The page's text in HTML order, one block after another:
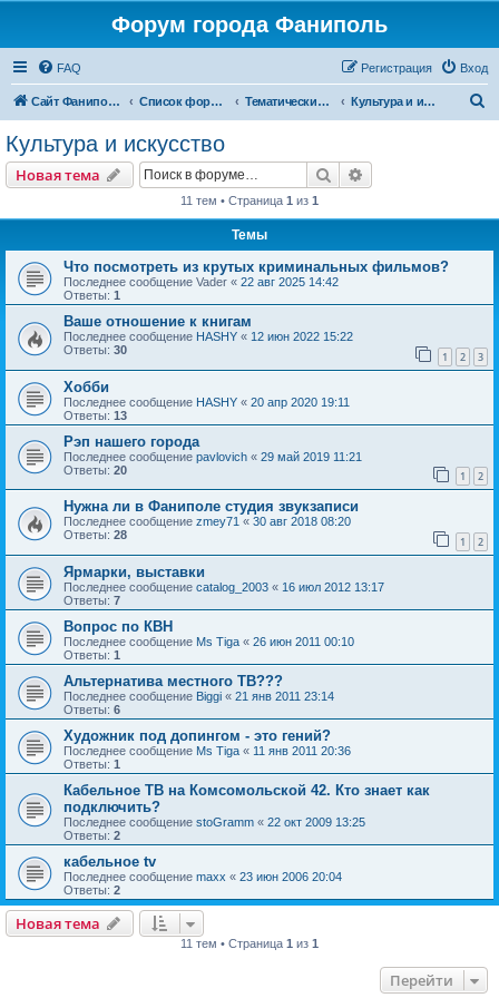
Форум города Фаниполь
FAQ Вход
Регистрация
Сайт Фаниполь OnLine Список форумов Тематические разделы Культура и искусство
Культура и искусство
Новая тема Поиск
11 тем • Страница 1 из 1
Темы
Что посмотреть из крутых криминальных фильмов?
Последнее сообщение Vader « 22 авг 2025 14:42
Ответы: 1
Ваше отношение к книгам
Последнее сообщение HASHY « 12 июн 2022 15:22
Ответы: 30 1 2 3
Хобби
Последнее сообщение HASHY « 20 апр 2020 19:11
Ответы: 13
Рэп нашего города
Последнее сообщение pavlovich « 29 май 2019 11:21
Ответы: 20 1 2
Нужна ли в Фаниполе студия звукзаписи
Последнее сообщение zmey71 « 30 авг 2018 08:20
Ответы: 28 1 2
Ярмарки, выставки
Последнее сообщение catalog_2003 « 16 июл 2012 13:17
Ответы: 7
Вопрос по КВН
Последнее сообщение Ms Tiga « 26 июн 2011 00:10
Ответы: 1
Альтернатива местного ТВ???
Последнее сообщение Biggi « 21 янв 2011 23:14
Ответы: 6
Художник под допингом - это гений?
Последнее сообщение Ms Tiga « 11 янв 2011 20:36
Ответы: 1
Кабельное ТВ на Комсомольской 42. Кто знает как
подключить?
Последнее сообщение stoGramm « 22 окт 2009 13:25
Ответы: 2
кабельное tv
Последнее сообщение maxx « 23 июн 2006 20:04
Ответы: 2
Новая тема
11 тем • Страница 1 из 1
Перейти